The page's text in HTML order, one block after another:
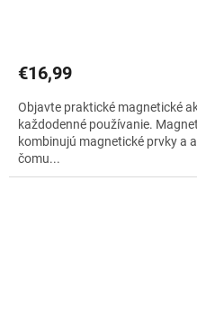
€16,99
Objavte praktické magnetické
každodenné používanie.
kombinujú magnetické prvky a
čomu...